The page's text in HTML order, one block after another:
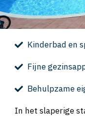
Kinderbad en
Fijne
Behulpzame
In het slaperige